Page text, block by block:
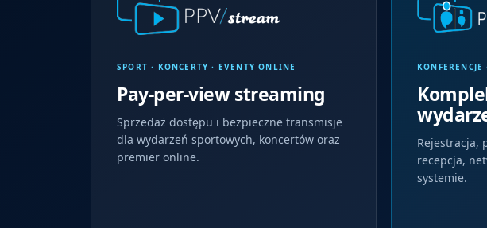
SPORT · KONCERTY · EVENTY ONLINE
Pay-per-view streaming
Sprzedaż dostępu i bezpieczne transmisje
dla wydarzeń sportowych, koncertów oraz
premier online.
Rejestracja,
recepcja,
systemie.